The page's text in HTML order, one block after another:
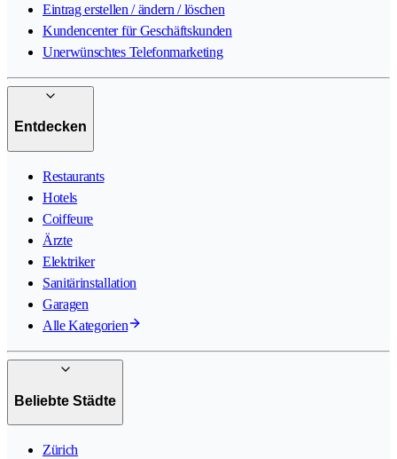
Eintrag erstellen / ändern / löschen
Kundencenter für Geschäftskunden
Unerwünschtes Telefonmarketing
Entdecken
Restaurants
Hotels
Coiffeure
Ärzte
Elektriker
Sanitärinstallation
Garagen
Alle Kategorien
Beliebte Städte
Zürich